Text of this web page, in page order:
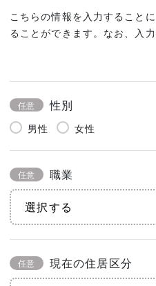
こちらの情報を入力すること
ることができます。なお、入力
任意 性別
男性 女性
任意 職業
任意 現在の住居区分